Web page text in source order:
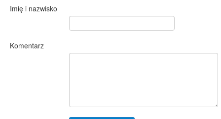
Imię i nazwisko
Komentarz